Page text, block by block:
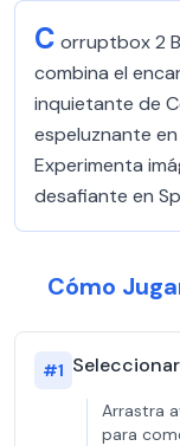
C orruptbox 2
combina el
inquietante de
espeluznante
Experimenta
desafiante en
Cómo
#1
Arrastra
para